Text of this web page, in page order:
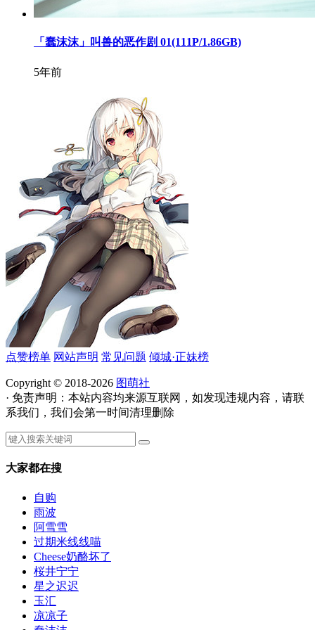
「蠢沫沫」叫兽的恶作剧 01(111P/1.86GB)
5年前
点赞榜单 网站声明 常见问题 倾城·正妹榜
Copyright © 2018-2026 图萌社
· 免责声明：本站内容均来源互联网，如发现违规内容，请联
系我们，我们会第一时间清理删除
大家都在搜
自购
雨波
阿雪雪
过期米线线喵
Cheese奶酪坏了
桜井宁宁
星之迟迟
玉汇
凉凉子